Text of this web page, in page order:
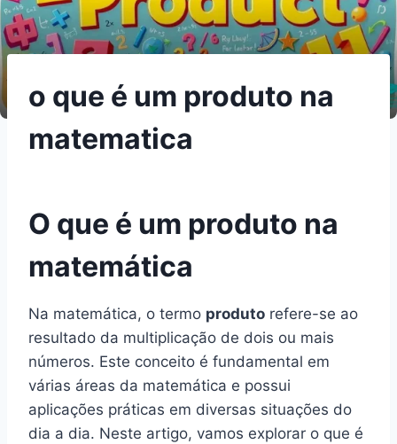
o que é um produto na
matematica
O que é um produto na
matemática
Na matemática, o termo produto refere-se ao
resultado da multiplicação de dois ou mais
números. Este conceito é fundamental em
várias áreas da matemática e possui
aplicações práticas em diversas situações do
dia a dia. Neste artigo, vamos explorar o que é